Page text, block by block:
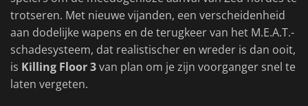
trotseren. Met nieuwe vijanden, een verscheidenheid
aan dodelijke wapens en de terugkeer van het M.E.A.T.-
schadesysteem, dat realistischer en wreder is dan ooit,
is Killing Floor 3van plan om je zijn voorganger snel te
laten vergeten.